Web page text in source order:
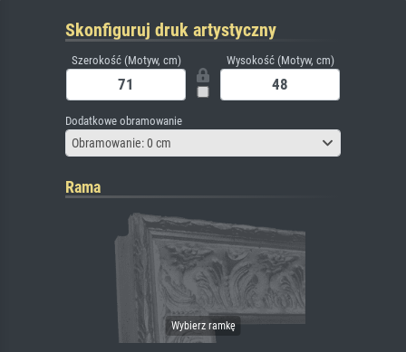
Skonfiguruj druk artystyczny
Szerokość (Motyw, cm) Wysokość (Motyw, cm)
Dodatkowe obramowanie
Obramowanie: 0 cm
Rama